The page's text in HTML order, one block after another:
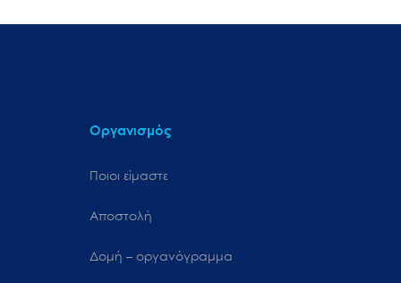
Οργανισμός
Ποιοι είμαστε
Αποστολή
Δομή – οργανόγραμμα